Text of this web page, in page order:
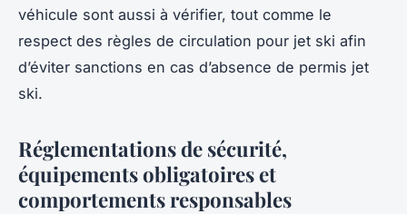
véhicule sont aussi à vérifier, tout comme le
respect des règles de circulation pour jet ski afin
d’éviter sanctions en cas d’absence de permis jet
ski.
Réglementations de sécurité,
équipements obligatoires et
comportements responsables